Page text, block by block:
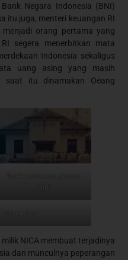
Negara Indonesia (BNI)
itu juga, menteri keuangan RI
orang pertama yang
segera menerbitkan mata
Indonesia sekaligus
uang asing yang masih
saat itu dinamakan Oeang
Bank Indonesia (masa
lalu)
NICA membuat terjadinya
dan munculnya peperangan